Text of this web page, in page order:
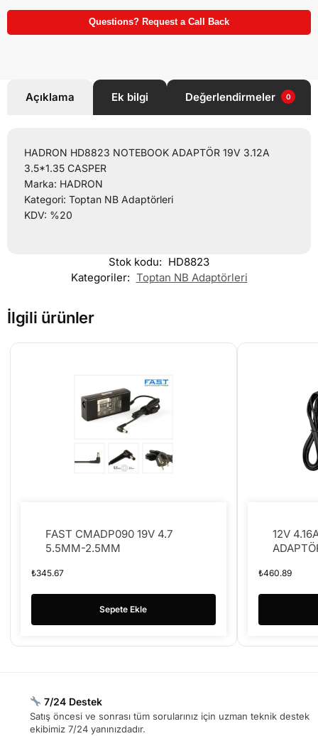
Questions? Request a Call Back
Açıklama Ek bilgi Değerlendirmeler 0
HADRON HD8823 NOTEBOOK ADAPTÖR 19V 3.12A
3.5*1.35 CASPER
Marka: HADRON
Kategori: Toptan NB Adaptörleri
KDV: %20
Stok kodu: HD8823
Kategoriler: Toptan NB Adaptörleri
İlgili ürünler
FAST CMADP090 19V 4.7
5.5MM-2.5MM
₺345.67
Sepete Ekle
12V
₺460.89
7/24 Destek
Satış öncesi ve sonrası tüm sorularınız için uzman teknik destek
ekibimiz 7/24 yanınızdadır.